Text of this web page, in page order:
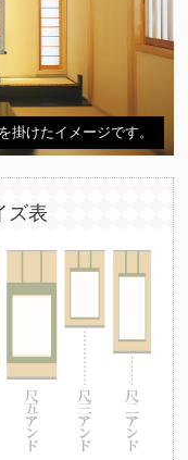
掛けたイメージです。
ズ表